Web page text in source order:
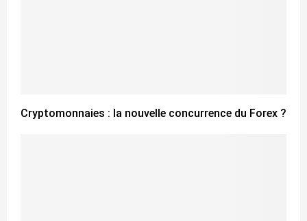
Cryptomonnaies : la nouvelle concurrence du Forex ?